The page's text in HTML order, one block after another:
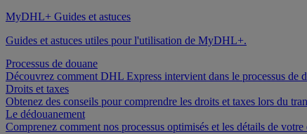
MyDHL+ Guides et astuces
Guides et astuces utiles pour l'utilisation de MyDHL+.
Processus de douane
Découvrez comment DHL Express intervient dans le processus de
Droits et taxes
Obtenez des conseils pour comprendre les droits et taxes lors du
Le dédouanement
Comprenez comment nos processus optimisés et les détails de